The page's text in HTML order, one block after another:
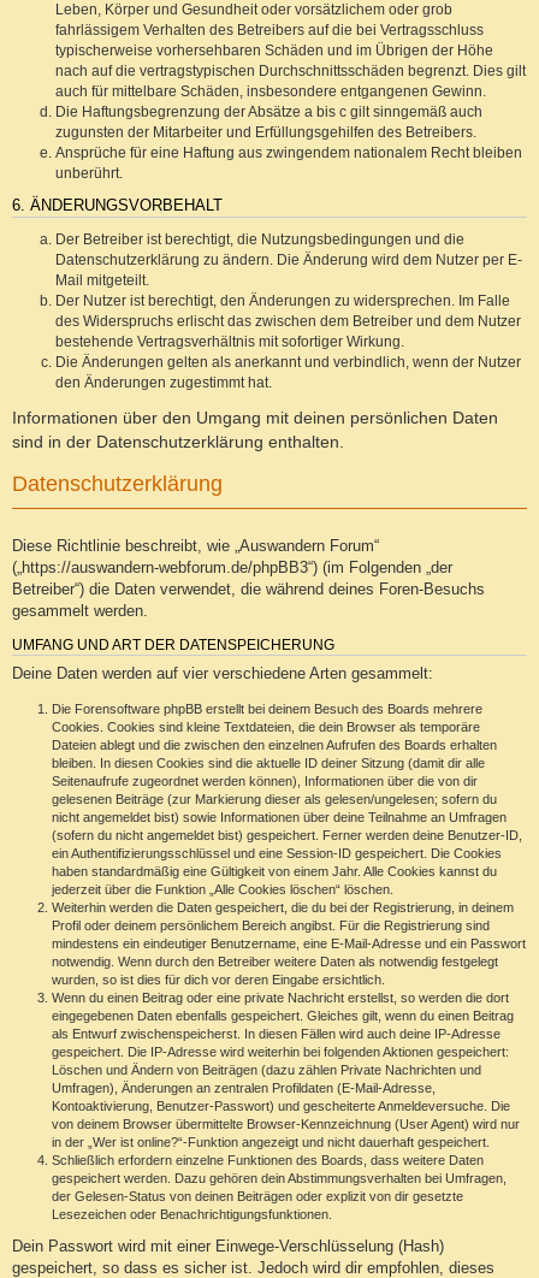
Leben, Körper und Gesundheit oder vorsätzlichem oder grob
fahrlässigem Verhalten des Betreibers auf die bei Vertragsschluss
typischerweise vorhersehbaren Schäden und im Übrigen der Höhe
nach auf die vertragstypischen Durchschnittsschäden begrenzt. Dies gilt
auch für mittelbare Schäden, insbesondere entgangenen Gewinn.
Die Haftungsbegrenzung der Absätze a bis c gilt sinngemäß auch
zugunsten der Mitarbeiter und Erfüllungsgehilfen des Betreibers.
Ansprüche für eine Haftung aus zwingendem nationalem Recht bleiben
unberührt.
6. ÄNDERUNGSVORBEHALT
Der Betreiber ist berechtigt, die Nutzungsbedingungen und die
Datenschutzerklärung zu ändern. Die Änderung wird dem Nutzer per E-
Mail mitgeteilt.
Der Nutzer ist berechtigt, den Änderungen zu widersprechen. Im Falle
des Widerspruchs erlischt das zwischen dem Betreiber und dem Nutzer
bestehende Vertragsverhältnis mit sofortiger Wirkung.
Die Änderungen gelten als anerkannt und verbindlich, wenn der Nutzer
den Änderungen zugestimmt hat.
Informationen über den Umgang mit deinen persönlichen Daten
sind in der Datenschutzerklärung enthalten.
Datenschutzerklärung
Diese Richtlinie beschreibt, wie „Auswandern Forum“
(„https://auswandern-webforum.de/phpBB3“) (im Folgenden „der
Betreiber“) die Daten verwendet, die während deines Foren-Besuchs
gesammelt werden.
UMFANG UND ART DER DATENSPEICHERUNG
Deine Daten werden auf vier verschiedene Arten gesammelt:
Die Forensoftware phpBB erstellt bei deinem Besuch des Boards mehrere
Cookies. Cookies sind kleine Textdateien, die dein Browser als temporäre
Dateien ablegt und die zwischen den einzelnen Aufrufen des Boards erhalten
bleiben. In diesen Cookies sind die aktuelle ID deiner Sitzung (damit dir alle
Seitenaufrufe zugeordnet werden können), Informationen über die von dir
gelesenen Beiträge (zur Markierung dieser als gelesen/ungelesen; sofern du
nicht angemeldet bist) sowie Informationen über deine Teilnahme an Umfragen
(sofern du nicht angemeldet bist) gespeichert. Ferner werden deine Benutzer-ID,
ein Authentifizierungsschlüssel und eine Session-ID gespeichert. Die Cookies
haben standardmäßig eine Gültigkeit von einem Jahr. Alle Cookies kannst du
jederzeit über die Funktion „Alle Cookies löschen“ löschen.
Weiterhin werden die Daten gespeichert, die du bei der Registrierung, in deinem
Profil oder deinem persönlichem Bereich angibst. Für die Registrierung sind
mindestens ein eindeutiger Benutzername, eine E-Mail-Adresse und ein Passwort
notwendig. Wenn durch den Betreiber weitere Daten als notwendig festgelegt
wurden, so ist dies für dich vor deren Eingabe ersichtlich.
Wenn du einen Beitrag oder eine private Nachricht erstellst, so werden die dort
eingegebenen Daten ebenfalls gespeichert. Gleiches gilt, wenn du einen Beitrag
als Entwurf zwischenspeicherst. In diesen Fällen wird auch deine IP-Adresse
gespeichert. Die IP-Adresse wird weiterhin bei folgenden Aktionen gespeichert:
Löschen und Ändern von Beiträgen (dazu zählen Private Nachrichten und
Umfragen), Änderungen an zentralen Profildaten (E-Mail-Adresse,
Kontoaktivierung, Benutzer-Passwort) und gescheiterte Anmeldeversuche. Die
von deinem Browser übermittelte Browser-Kennzeichnung (User Agent) wird nur
in der „Wer ist online?“-Funktion angezeigt und nicht dauerhaft gespeichert.
Schließlich erfordern einzelne Funktionen des Boards, dass weitere Daten
gespeichert werden. Dazu gehören dein Abstimmungsverhalten bei Umfragen,
der Gelesen-Status von deinen Beiträgen oder explizit von dir gesetzte
Lesezeichen oder Benachrichtigungsfunktionen.
Dein Passwort wird mit einer Einwege-Verschlüsselung (Hash)
gespeichert, so dass es sicher ist. Jedoch wird dir empfohlen, dieses